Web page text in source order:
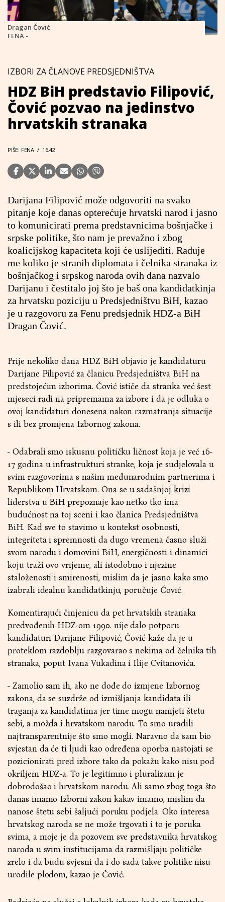
Dragan Čović
FENA -
IZBORI ZA ČLANOVE PREDSJEDNIŠTVA
HDZ BiH predstavio Filipović,
Čović pozvao na jedinstvo
hrvatskih stranaka
PIŠE: FENA / 16.42.
Darijana Filipović može odgovoriti na svako
pitanje koje danas opterećuje hrvatski narod i jasno
to komunicirati prema predstavnicima bošnjačke i
srpske politike, što nam je prevažno i zbog
koalicijskog kapaciteta koji će uslijediti. Raduje
me koliko je stranih diplomata i čelnika stranaka iz
bošnjačkog i srpskog naroda ovih dana nazvalo
Darijanu i čestitalo joj što je baš ona kandidatkinja
za hrvatsku poziciju u Predsjedništvu BiH, kazao
je u razgovoru za Fenu predsjednik HDZ-a BiH
Dragan Čović.
Prije nekoliko dana HDZ BiH objavio je kandidaturu
Darijane Filipović za članicu Predsjedništva BiH na
predstojećim izborima. Čović ističe da stranka već šest
mjeseci radi na pripremama za izbore i da je odluka o
ovoj kandidaturi donesena nakon razmatranja situacije
s ili bez promjena Izbornog zakona.
- Odabrali smo iskusnu političku ličnost koja je već 16-
17 godina u infrastrukturi stranke, koja je sudjelovala u
svim razgovorima s našim međunarodnim partnerima i
Republikom Hrvatskom. Ona se u sadašnjoj krizi
liderstva u BiH prepoznaje kao netko tko ima
budućnost na toj sceni i kao članica Predsjedništva
BiH. Kad sve to stavimo u kontekst osobnosti,
integriteta i spremnosti da dugo vremena časno služi
svom narodu i domovini BiH, energičnosti i dinamici
koju traži ovo vrijeme, ali istodobno i njezine
staloženosti i smirenosti, mislim da je jasno kako smo
izabrali idealnu kandidatkinju, poručuje Čović.
Komentirajući činjenicu da pet hrvatskih stranaka
predvođenih HDZ-om 1990. nije dalo potporu
kandidaturi Darijane Filipović, Čović kaže da je u
proteklom razdoblju razgovarao s nekima od čelnika tih
stranaka, poput Ivana Vukadina i Ilije Cvitanovića.
- Zamolio sam ih, ako ne dođe do izmjene Izbornog
zakona, da se suzdrže od izmišljanja kandidata ili
traganja za kandidatima jer time mogu nanijeti štetu
sebi, a možda i hrvatskom narodu. To smo uradili
najtransparentnije što smo mogli. Naravno da sam bio
svjestan da će ti ljudi kao određena oporba nastojati se
pozicionirati pred izbore tako da pokažu kako nisu pod
okriljem HDZ-a. To je legitimno i pluralizam je
dobrodošao i hrvatskom narodu. Ali samo zbog toga što
danas imamo Izborni zakon kakav imamo, mislim da
nanose štetu sebi šaljući poruku podjela. Oko interesa
hrvatskog naroda se ne može trgovati i to je poruka
svima, a moje je da pozovem sve predstavnika hrvatskog
naroda u svim institucijama da razmišljaju političke
zrelo i da budu svjesni da i do sada takve politike nisu
urodile plodom, kazao je Čović.